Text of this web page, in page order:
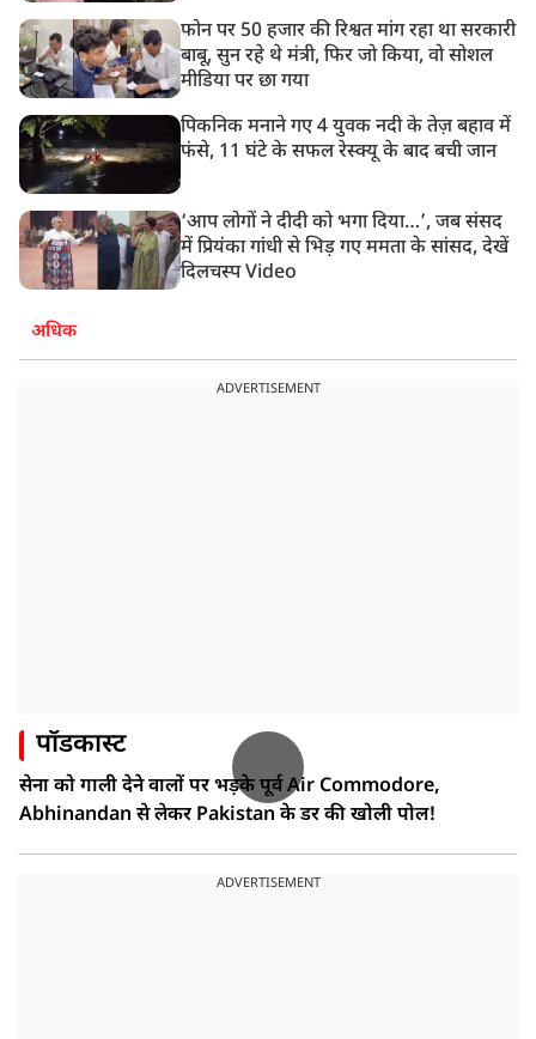
फोन पर 50 हजार की रिश्वत मांग रहा था सरकारी
बाबू, सुन रहे थे मंत्री, फिर जो किया, वो सोशल
मीडिया पर छा गया
पिकनिक मनाने गए 4 युवक नदी के तेज़ बहाव में
फंसे, 11 घंटे के सफल रेस्क्यू के बाद बची जान
‘आप लोगों ने दीदी को भगा दिया…’, जब संसद
में प्रियंका गांधी से भिड़ गए ममता के सांसद, देखें
दिलचस्प Video
अधिक
ADVERTISEMENT
पॉडकास्ट
सेना को गाली देने वालों पर भड़के पूर्व Air Commodore,
Abhinandan से लेकर Pakistan के डर की खोली पोल!
ADVERTISEMENT